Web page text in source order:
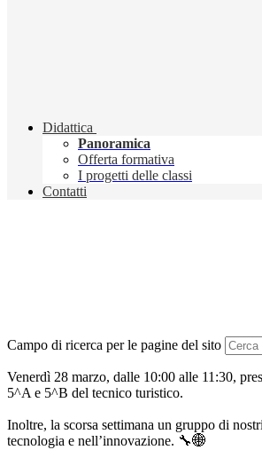
Didattica
Panoramica
Offerta formativa
I progetti delle classi
Contatti
Campo di ricerca per le pagine del sito
Venerdì 28 marzo, dalle 10:00 alle 11:30,
5^A e 5^B del tecnico turistico.
Inoltre, la scorsa settimana un gruppo di
tecnologia e nell’innovazione. 🔧🌐